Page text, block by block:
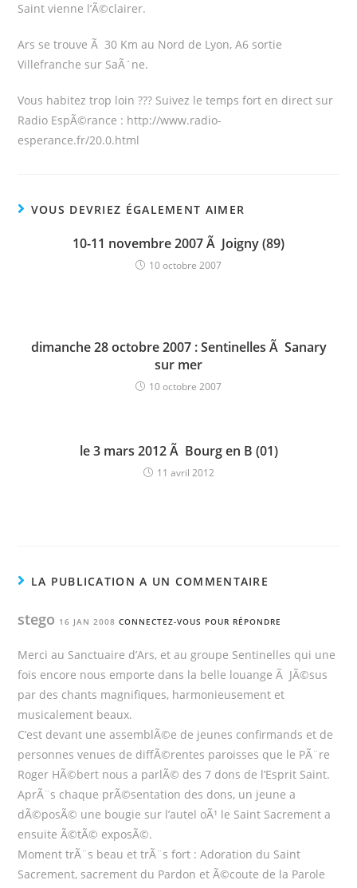
Saint vienne l’Ã©clairer.
Ars se trouve Ã 30 Km au Nord de Lyon, A6 sortie
Villefranche sur SaÃ´ne.
Vous habitez trop loin ??? Suivez le temps fort en direct sur
Radio EspÃ©rance : http://www.radio-
esperance.fr/20.0.html
VOUS DEVRIEZ ÉGALEMENT AIMER
10-11 novembre 2007 Ã Joigny (89)
10 octobre 2007
dimanche 28 octobre 2007 : Sentinelles Ã Sanary
sur mer
10 octobre 2007
le 3 mars 2012 Ã Bourg en B (01)
11 avril 2012
LA PUBLICATION A UN COMMENTAIRE
stego 16 JAN 2008 CONNECTEZ-VOUS POUR RÉPONDRE
Merci au Sanctuaire d’Ars, et au groupe Sentinelles qui une
fois encore nous emporte dans la belle louange Ã JÃ©sus
par des chants magnifiques, harmonieusement et
musicalement beaux.
C’est devant une assemblÃ©e de jeunes confirmands et de
personnes venues de diffÃ©rentes paroisses que le PÃ¨re
Roger HÃ©bert nous a parlÃ© des 7 dons de l’Esprit Saint.
AprÃ¨s chaque prÃ©sentation des dons, un jeune a
dÃ©posÃ© une bougie sur l’autel oÃ¹ le Saint Sacrement a
ensuite Ã©tÃ© exposÃ©.
Moment trÃ¨s beau et trÃ¨s fort : Adoration du Saint
Sacrement, sacrement du Pardon et Ã©coute de la Parole